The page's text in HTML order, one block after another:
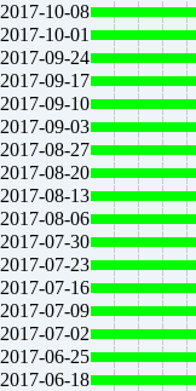
2017-10-08
2017-10-01
2017-09-24
2017-09-17
2017-09-10
2017-09-03
2017-08-27
2017-08-20
2017-08-13
2017-08-06
2017-07-30
2017-07-23
2017-07-16
2017-07-09
2017-07-02
2017-06-25
2017-06-18